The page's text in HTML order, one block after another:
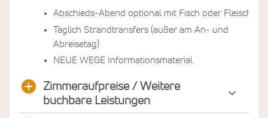
Abschieds-Abend optional mit Fisch oder Fleisch
Täglich Strandtransfers (außer am An- und
Abreisetag)
NEUE WEGE Informationsmaterial
Zimmeraufpreise / Weitere
buchbare Leistungen